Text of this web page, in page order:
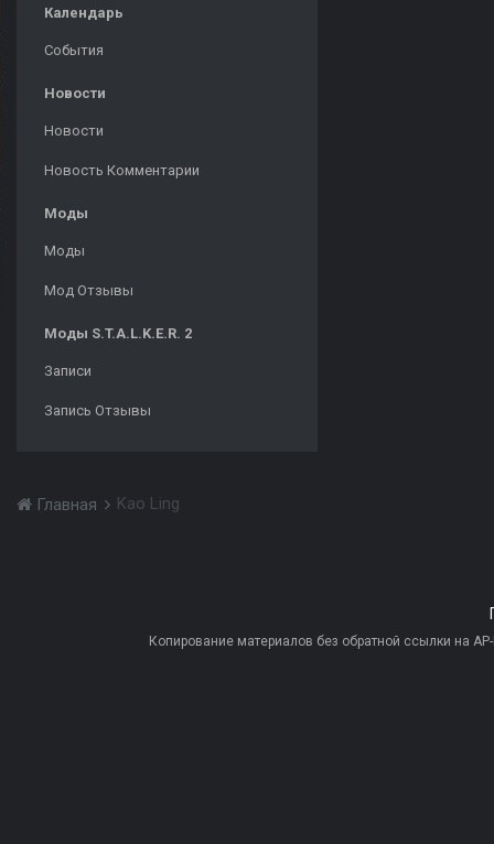
Календарь
События
Новости
Новости
Новость Комментарии
Моды
Моды
Мод Отзывы
Моды S.T.A.L.K.E.R. 2
Записи
Запись Отзывы
Главная Kao Ling
Копирование материалов без обратной ссылки на